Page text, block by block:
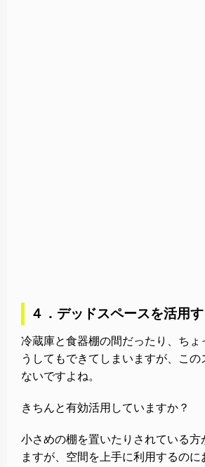
４．デッドスペースを活用
冷蔵庫と食器棚の間だったり、ちょ
うしてもできてしまいますが、この
ないですよね。
きちんと有効活用していますか？
小さめの棚を置いたりされている方
ますが、空間を上手に利用するの